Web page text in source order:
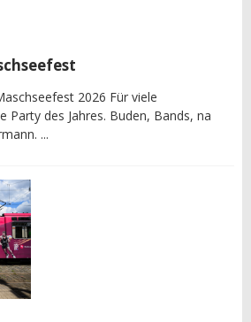
2026 Für viele
Party des Jahres. Buden, Bands, na
...